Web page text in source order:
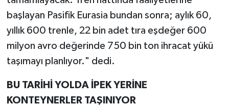
başlayan Pasifik Eurasia bundan sonra; aylık 60,
yıllık 600 trenle, 22 bin adet tıra eşdeğer 600
milyon avro değerinde 750 bin ton ihracat yükü
taşımayı planlıyor." dedi.
BU TARİHİ YOLDA İPEK YERİNE
KONTEYNERLER TAŞINIYOR